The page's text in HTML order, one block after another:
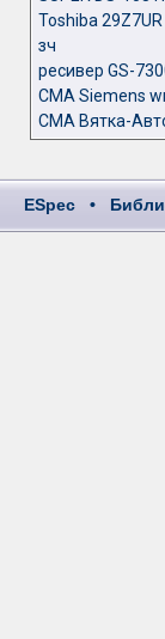
Toshiba
зч
ресивер GS-
СМА Siemens
СМА Вятка-
ESpec •